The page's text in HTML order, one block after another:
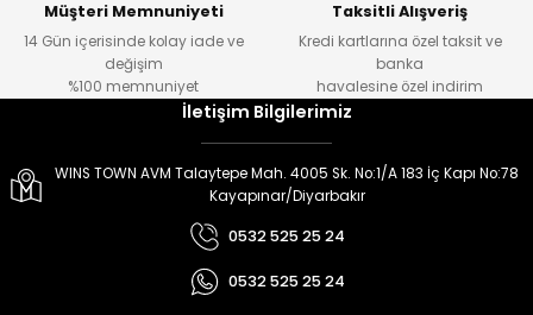
Müşteri Memnuniyeti
14 Gün içerisinde kolay iade ve
değişim
%100 memnuniyet
Taksitli Alışveriş
Kredi kartlarına özel taksit ve
banka
havalesine özel indirim
İletişim Bilgilerimiz
WINS TOWN AVM Talaytepe Mah. 4005 Sk. No:1/A 183 İç Kapı No:78
Kayapınar/Diyarbakır
0532 525 25 24
0532 525 25 24